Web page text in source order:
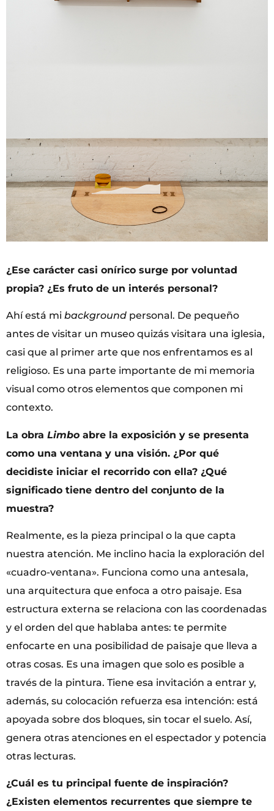
¿Ese carácter casi onírico surge por voluntad
propia? ¿Es fruto de un interés personal?
Ahí está mi background personal. De pequeño
antes de visitar un museo quizás visitara una iglesia,
casi que al primer arte que nos enfrentamos es al
religioso. Es una parte importante de mi memoria
visual como otros elementos que componen mi
contexto.
La obra Limbo abre la exposición y se presenta
como una ventana y una visión. ¿Por qué
decidiste iniciar el recorrido con ella? ¿Qué
significado tiene dentro del conjunto de la
muestra?
Realmente, es la pieza principal o la que capta
nuestra atención. Me inclino hacia la exploración del
«cuadro-ventana». Funciona como una antesala,
una arquitectura que enfoca a otro paisaje. Esa
estructura externa se relaciona con las coordenadas
y el orden del que hablaba antes: te permite
enfocarte en una posibilidad de paisaje que lleva a
otras cosas. Es una imagen que solo es posible a
través de la pintura. Tiene esa invitación a entrar y,
además, su colocación refuerza esa intención: está
apoyada sobre dos bloques, sin tocar el suelo. Así,
genera otras atenciones en el espectador y potencia
otras lecturas.
¿Cuál es tu principal fuente de inspiración?
¿Existen elementos recurrentes que siempre te